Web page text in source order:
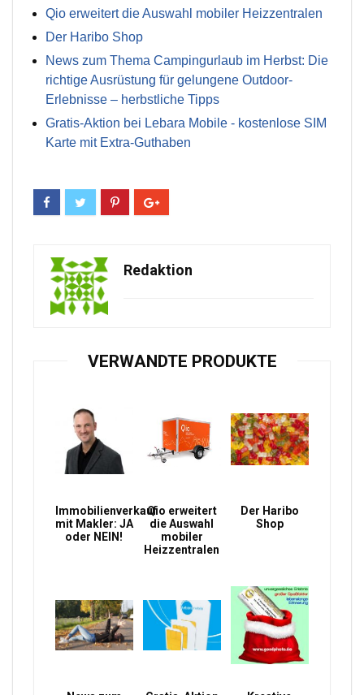
Qio erweitert die Auswahl mobiler Heizzentralen
Der Haribo Shop
News zum Thema Campingurlaub im Herbst: Die
richtige Ausrüstung für gelungene Outdoor-
Erlebnisse – herbstliche Tipps
Gratis-Aktion bei Lebara Mobile - kostenlose SIM
Karte mit Extra-Guthaben
Redaktion
VERWANDTE PRODUKTE
Immobilienverkauf
mit Makler: JA
oder NEIN!
Qio erweitert
die Auswahl
mobiler
Heizzentralen
Der Haribo
Shop